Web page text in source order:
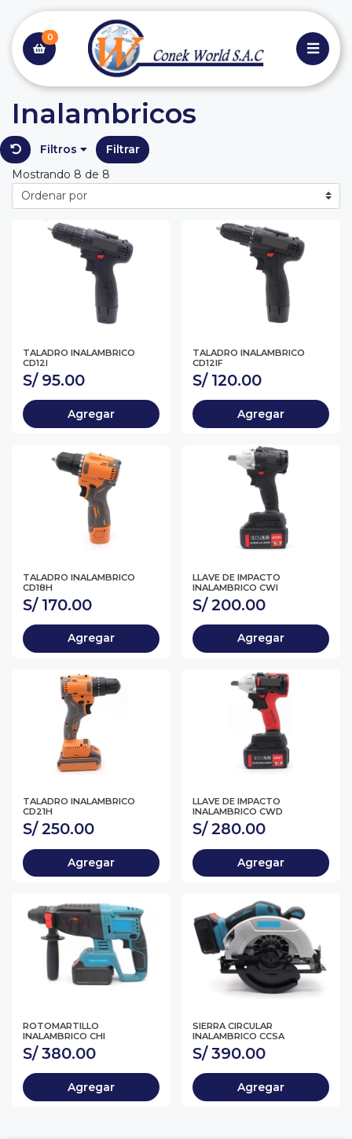
0
Inalambricos
Filtros
Filtrar
Mostrando 8 de 8
TALADRO INALAMBRICO
CD12I
S/ 95.00
Agregar
TALADRO INALAMBRICO
CD12IF
S/ 120.00
Agregar
TALADRO INALAMBRICO
CD18H
S/ 170.00
Agregar
LLAVE DE IMPACTO
INALAMBRICO CWI
S/ 200.00
Agregar
TALADRO INALAMBRICO
CD21H
S/ 250.00
Agregar
LLAVE DE IMPACTO
INALAMBRICO CWD
S/ 280.00
Agregar
ROTOMARTILLO
INALAMBRICO CHI
S/ 380.00
Agregar
SIERRA CIRCULAR
INALAMBRICO CCSA
S/ 390.00
Agregar